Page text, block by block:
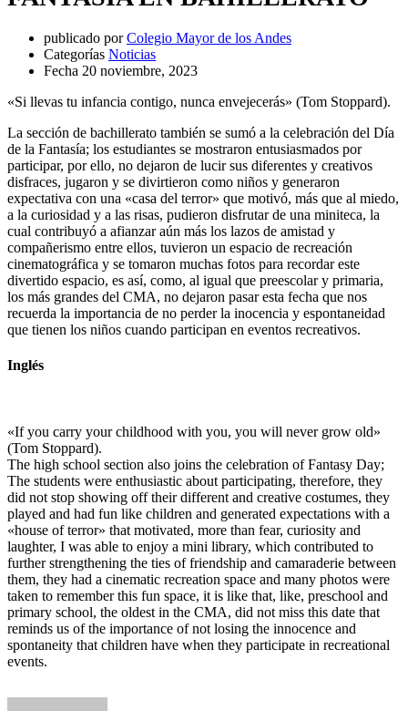
publicado por Colegio Mayor de los Andes
Categorías Noticias
Fecha 20 noviembre, 2023
«Si llevas tu infancia contigo, nunca envejecerás» (Tom Stoppard).
La sección de bachillerato también se sumó a la celebración del Día
de la Fantasía; los estudiantes se mostraron entusiasmados por
participar, por ello, no dejaron de lucir sus diferentes y creativos
disfraces, jugaron y se divirtieron como niños y generaron
expectativa con una «casa del terror» que motivó, más que al miedo,
a la curiosidad y a las risas, pudieron disfrutar de una miniteca, la
cual contribuyó a afianzar aún más los lazos de amistad y
compañerismo entre ellos, tuvieron un espacio de recreación
cinematográfica y se tomaron muchas fotos para recordar este
divertido espacio, es así, como, al igual que preescolar y primaria,
los más grandes del CMA, no dejaron pasar esta fecha que nos
recuerda la importancia de no perder la inocencia y espontaneidad
que tienen los niños cuando participan en eventos recreativos.
Inglés
«If you carry your childhood with you, you will never grow old»
(Tom Stoppard).
The high school section also joins the celebration of Fantasy Day;
The students were enthusiastic about participating, therefore, they
did not stop showing off their different and creative costumes, they
played and had fun like children and generated expectations with a
«house of terror» that motivated, more than fear, curiosity and
laughter, I was able to enjoy a mini library, which contributed to
further strengthening the ties of friendship and camaraderie between
them, they had a cinematic recreation space and many photos were
taken to remember this fun space, it is like that, like, preschool and
primary school, the oldest in the CMA, did not miss this date that
reminds us of the importance of not losing the innocence and
spontaneity that children have when they participate in recreational
events.